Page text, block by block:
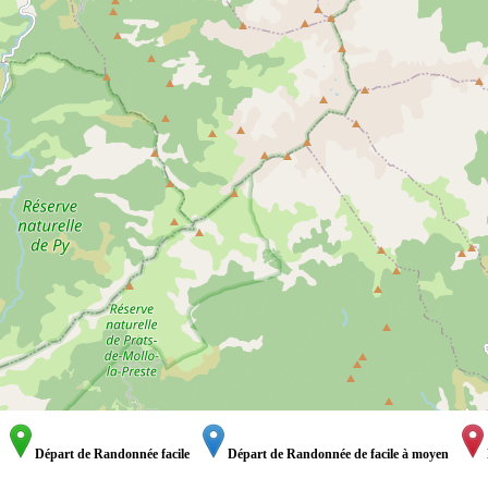
Départ de Randonnée facile Départ de Randonnée de facile à moyen